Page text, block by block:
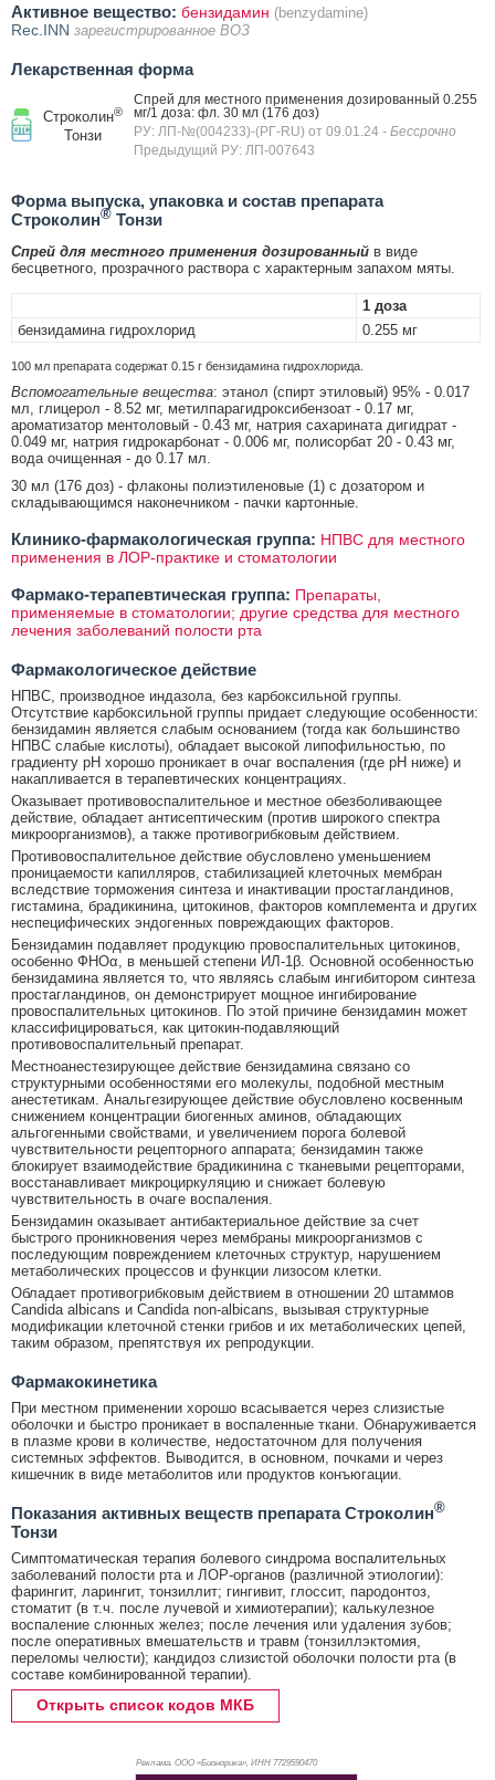
Активное вещество: бензидамин (benzydamine)
Rec.INN зарегистрированное ВОЗ
Лекарственная форма
Строколин®
Тонзи
Спрей для местного применения дозированный 0.255
мг/1 доза: фл. 30 мл (176 доз)
РУ: ЛП-№(004233)-(РГ-RU) от 09.01.24 - Бессрочно
Предыдущий РУ: ЛП-007643
Форма выпуска, упаковка и состав препарата
Строколин® Тонзи
Спрей для местного применения дозированный в виде
бесцветного, прозрачного раствора с характерным запахом мяты.
1 доза
бензидамина гидрохлорид
0.255 мг
100 мл препарата содержат 0.15 г бензидамина гидрохлорида.
Вспомогательные вещества: этанол (спирт этиловый) 95% - 0.017
мл, глицерол - 8.52 мг, метилпарагидроксибензоат - 0.17 мг,
ароматизатор ментоловый - 0.43 мг, натрия сахарината дигидрат -
0.049 мг, натрия гидрокарбонат - 0.006 мг, полисорбат 20 - 0.43 мг,
вода очищенная - до 0.17 мл.
30 мл (176 доз) - флаконы полиэтиленовые (1) с дозатором и
складывающимся наконечником - пачки картонные.
Клинико-фармакологическая группа: НПВС для местного
применения в ЛОР-практике и стоматологии
Фармако-терапевтическая группа: Препараты,
применяемые в стоматологии; другие средства для местного
лечения заболеваний полости рта
Фармакологическое действие
НПВС, производное индазола, без карбоксильной группы.
Отсутствие карбоксильной группы придает следующие особенности:
бензидамин является слабым основанием (тогда как большинство
НПВС слабые кислоты), обладает высокой липофильностью, по
градиенту pH хорошо проникает в очаг воспаления (где рН ниже) и
накапливается в терапевтических концентрациях.
Оказывает противовоспалительное и местное обезболивающее
действие, обладает антисептическим (против широкого спектра
микроорганизмов), а также противогрибковым действием.
Противовоспалительное действие обусловлено уменьшением
проницаемости капилляров, стабилизацией клеточных мембран
вследствие торможения синтеза и инактивации простагландинов,
гистамина, брадикинина, цитокинов, факторов комплемента и других
неспецифических эндогенных повреждающих факторов.
Бензидамин подавляет продукцию провоспалительных цитокинов,
особенно ФНОα, в меньшей степени ИЛ-1β. Основной особенностью
бензидамина является то, что являясь слабым ингибитором синтеза
простагландинов, он демонстрирует мощное ингибирование
провоспалительных цитокинов. По этой причине бензидамин может
классифицироваться, как цитокин-подавляющий
противовоспалительный препарат.
Местноанестезирующее действие бензидамина связано со
структурными особенностями его молекулы, подобной местным
анестетикам. Анальгезирующее действие обусловлено косвенным
снижением концентрации биогенных аминов, обладающих
альгогенными свойствами, и увеличением порога болевой
чувствительности рецепторного аппарата; бензидамин также
блокирует взаимодействие брадикинина с тканевыми рецепторами,
восстанавливает микроциркуляцию и снижает болевую
чувствительность в очаге воспаления.
Бензидамин оказывает антибактериальное действие за счет
быстрого проникновения через мембраны микроорганизмов с
последующим повреждением клеточных структур, нарушением
метаболических процессов и функции лизосом клетки.
Обладает противогрибковым действием в отношении 20 штаммов
Candida albicans и Candida non-albicans, вызывая структурные
модификации клеточной стенки грибов и их метаболических цепей,
таким образом, препятствуя их репродукции.
Фармакокинетика
При местном применении хорошо всасывается через слизистые
оболочки и быстро проникает в воспаленные ткани. Обнаруживается
в плазме крови в количестве, недостаточном для получения
системных эффектов. Выводится, в основном, почками и через
кишечник в виде метаболитов или продуктов конъюгации.
Показания активных веществ препарата Строколин®
Тонзи
Симптоматическая терапия болевого синдрома воспалительных
заболеваний полости рта и ЛОР-органов (различной этиологии):
фарингит, ларингит, тонзиллит; гингивит, глоссит, пародонтоз,
стоматит (в т.ч. после лучевой и химиотерапии); калькулезное
воспаление слюнных желез; после лечения или удаления зубов;
после оперативных вмешательств и травм (тонзиллэктомия,
переломы челюсти); кандидоз слизистой оболочки полости рта (в
составе комбинированной терапии).
Открыть список кодов МКБ
Реклама. ООО «Бионорика», ИНН 7729590470